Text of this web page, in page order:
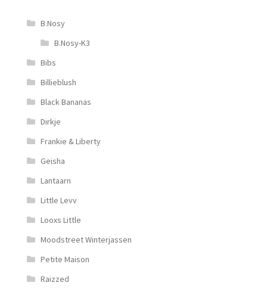
B.Nosy
B.Nosy-K3
Bibs
Billieblush
Black Bananas
Dirkje
Frankie & Liberty
Geisha
Lantaarn
Little Levv
Looxs Little
Moodstreet Winterjassen
Petite Maison
Raizzed